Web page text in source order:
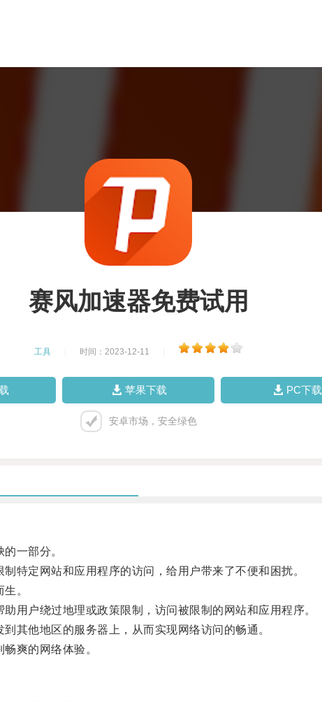
赛风加速器免费试用
工具 时间：2023-12-11
苹果下载 PC下载
安卓市场，安全绿色
一部分。
定网站和应用程序的访问，给用户带来了不便和困扰。
。
户绕过地理或政策限制，访问被限制的网站和应用程序。
他地区的服务器上，从而实现网络访问的畅通。
爽的网络体验。